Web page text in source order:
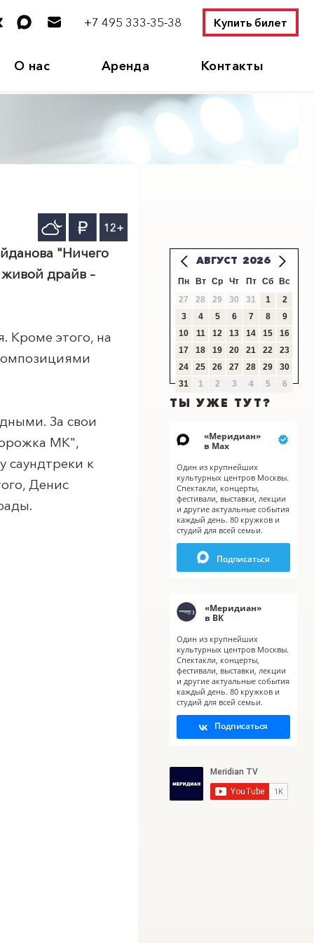
+7 495 333-35-38 Купить билет
О нас Аренда Контакты
X
"Ничего
драйв –
Кроме этого, на
За свои
МК",
к
Денис
12+
АВГУСТ 2026
Пн Вт Ср Чт Пт Сб
Вс
27
28 29 30 31 1
2
3
4 5 6 7 8
9
10
11 12 13 14 15
16
17
18 19 20 21 22
23
24
25 26 27 28 29
30
31
1 2 3 4 5 6
ТЫ УЖЕ ТУТ?
«Меридиан»
в Мах
Один из крупнейших
культурных центров Москвы.
Спектакли, концерты,
фестивали, выставки, лекции
и другие актуальные события
каждый день. 80 кружков и
студий для всей семьи.
Подписаться
«Меридиан»
в ВК
Один из крупнейших
культурных центров Москвы.
Спектакли, концерты,
фестивали, выставки, лекции
и другие актуальные события
каждый день. 80 кружков и
студий для всей семьи.
Подписаться